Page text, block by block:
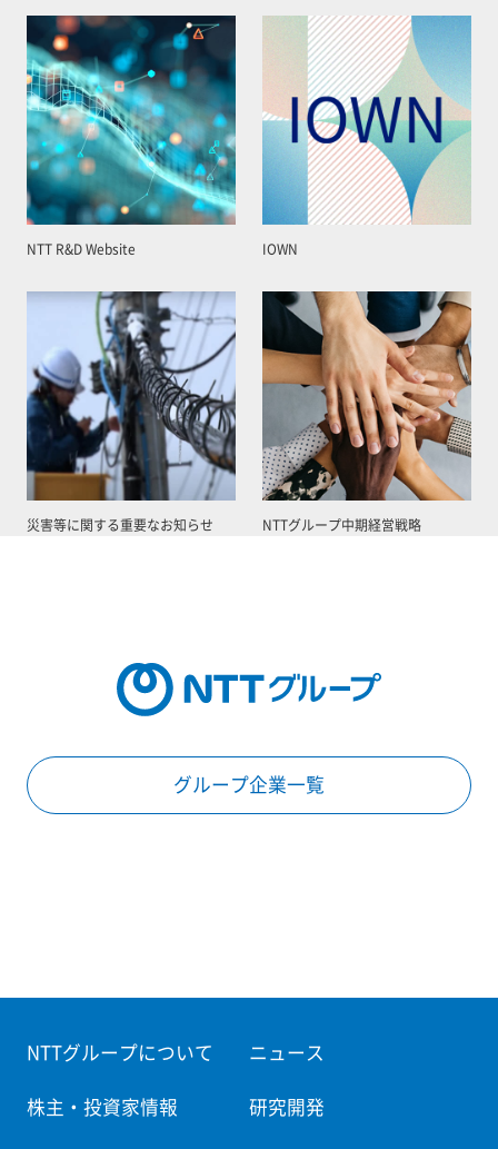
NTT R&D Website IOWN
災害等に関する重要なお知らせ NTTグループ中期経営戦略
グループ企業一覧
NTTグループについて ニュース
株主・投資家情報 研究開発